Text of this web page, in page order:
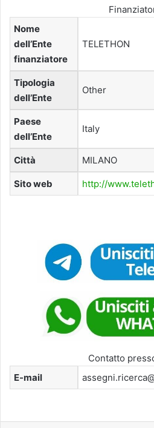
Nome
dell’Ente
finanziatore
TELETHON
Tipologia
dell’Ente
Other
Paese
dell’Ente
Italy
Città MILANO
Sito web http://
Contatto
E-mail